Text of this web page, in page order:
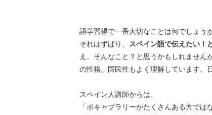
語学習得で一番大切なことは何でしょうか
それはずばり、 スペイン語で伝えたい！
え、そんなこと？と思うかもしれません
の性格、国民性もよく理解しています。
スペイン人講師からは、
「ボキャブラリーがたくさんある方で